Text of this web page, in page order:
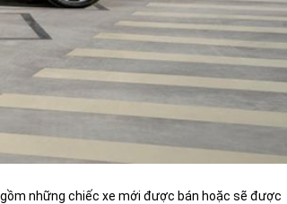
những chiếc xe mới được bán hoặc sẽ được